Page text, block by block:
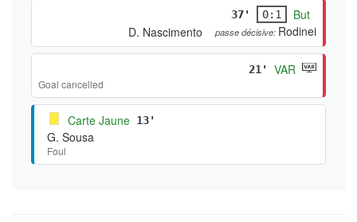
37' 0:1
But
D. Nascimento
passe décisive: Rodinei
21' VAR
Goal cancelled
Carte Jaune 13'
G. Sousa
Foul